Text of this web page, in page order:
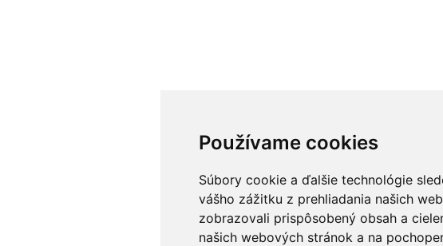
Používame cookies
Súbory cookie a ďalšie technológie
vášho zážitku z prehliadania našich
zobrazovali prispôsobený obsah a
našich webových stránok a na